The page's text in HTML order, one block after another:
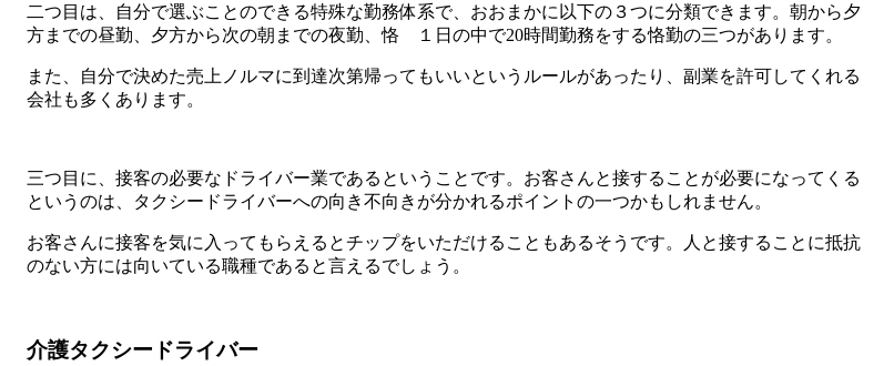
二つ目は、自分で選ぶことのできる特殊な勤務体系で、おおまかに以下の３つに分類できます。朝から夕
方までの昼勤、夕方から次の朝までの夜勤、恪 １日の中で20時間勤務をする恪勤の三つがあります。
また、自分で決めた売上ノルマに到達次第帰ってもいいというルールがあったり、副業を許可してくれる
会社も多くあります。
三つ目に、接客の必要なドライバー業であるということです。お客さんと接することが必要になってくる
というのは、タクシードライバーへの向き不向きが分かれるポイントの一つかもしれません。
お客さんに接客を気に入ってもらえるとチップをいただけることもあるそうです。人と接することに抵抗
のない方には向いている職種であると言えるでしょう。
介護タクシードライバー